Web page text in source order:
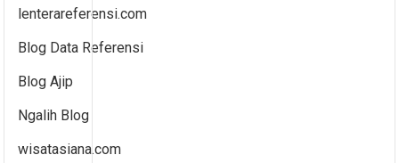
lenterareferensi.com
Blog Data Referensi
Blog Ajip
Ngalih Blog
wisatasiana.com